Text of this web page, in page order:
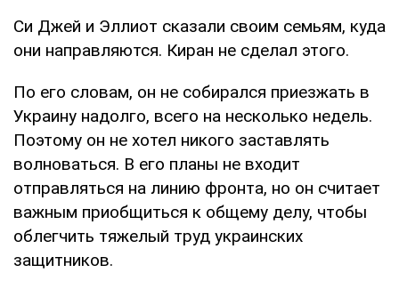
Си Джей и Эллиот сказали своим семьям, куда
они направляются. Киран не сделал этого.
По его словам, он не собирался приезжать в
Украину надолго, всего на несколько недель.
Поэтому он не хотел никого заставлять
волноваться. В его планы не входит
отправляться на линию фронта, но он считает
важным приобщиться к общему делу, чтобы
облегчить тяжелый труд украинских
защитников.